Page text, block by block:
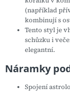
(například
kombinují s
Tento styl je
schůzku i
elegantní.
Náramky
Spojení